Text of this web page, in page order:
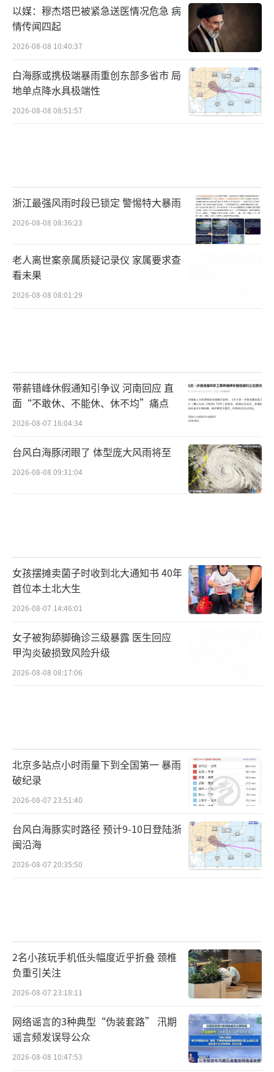
以媒：穆杰塔巴被紧急送医情况危急 病
情传闻四起
2026-08-08 10:40:37
白海豚或携极端暴雨重创东部多省市 局
地单点降水具极端性
2026-08-08 08:51:57
浙江最强风雨时段已锁定 警惕特大暴雨
2026-08-08 08:36:23
老人离世案亲属质疑记录仪 家属要求查
看未果
2026-08-08 08:01:29
带薪错峰休假通知引争议 河南回应 直
面“不敢休、不能休、休不均”痛点
2026-08-07 16:04:34
台风白海豚闭眼了 体型庞大风雨将至
2026-08-08 09:31:04
女孩摆摊卖菌子时收到北大通知书 40年
首位本土北大生
2026-08-07 14:46:01
女子被狗舔脚确诊三级暴露 医生回应
甲沟炎破损致风险升级
2026-08-08 08:17:06
北京多站点小时雨量下到全国第一 暴雨
破纪录
2026-08-07 23:51:40
台风白海豚实时路径 预计9-10日登陆浙
闽沿海
2026-08-07 20:35:50
2名小孩玩手机低头幅度近乎折叠 颈椎
负重引关注
2026-08-07 23:18:11
网络谣言的3种典型“伪装套路” 汛期
谣言频发误导公众
2026-08-08 10:47:53